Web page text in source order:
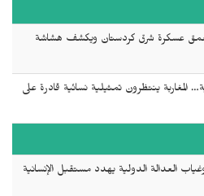
يعمق عسكرة شرق كردستان ويكشف هشاشة
المغاربة ينتظرون تمثيلية نسائية قادرة على
العدالة الدولية يهدد مستقبل الإنسانية